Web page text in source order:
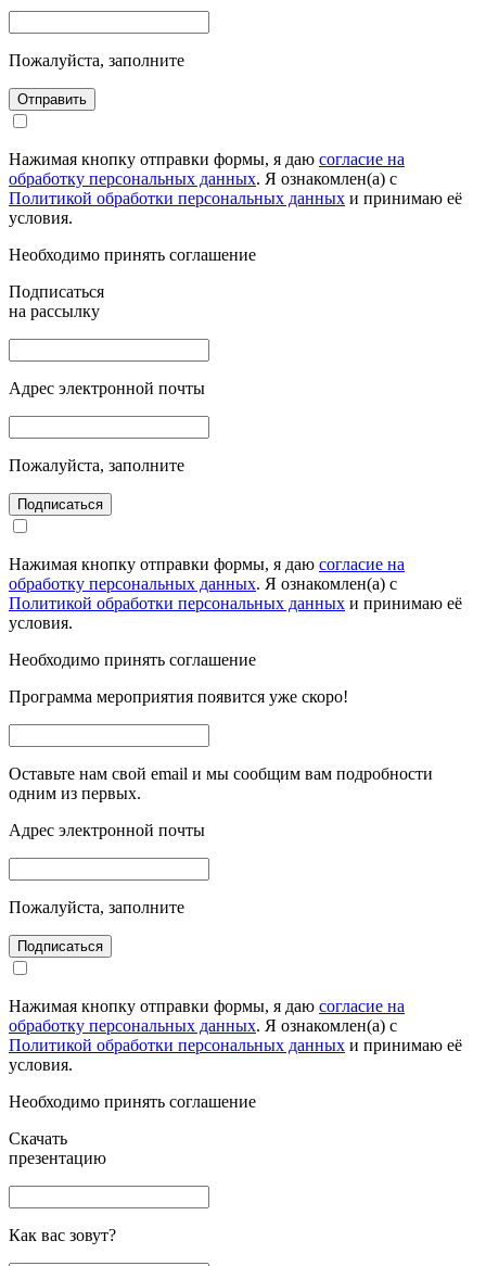
Пожалуйста, заполните
Отправить
Нажимая кнопку отправки формы, я даю согласие на
обработку персональных данных. Я ознакомлен(а) с
Политикой обработки персональных данных и принимаю её
условия.
Необходимо принять соглашение
Подписаться
на рассылку
Адрес электронной почты
Пожалуйста, заполните
Подписаться
Нажимая кнопку отправки формы, я даю согласие на
обработку персональных данных. Я ознакомлен(а) с
Политикой обработки персональных данных и принимаю её
условия.
Необходимо принять соглашение
Программа мероприятия появится уже скоро!
Оставьте нам свой email и мы сообщим вам подробности
одним из первых.
Адрес электронной почты
Пожалуйста, заполните
Подписаться
Нажимая кнопку отправки формы, я даю согласие на
обработку персональных данных. Я ознакомлен(а) с
Политикой обработки персональных данных и принимаю её
условия.
Необходимо принять соглашение
Скачать
презентацию
Как вас зовут?